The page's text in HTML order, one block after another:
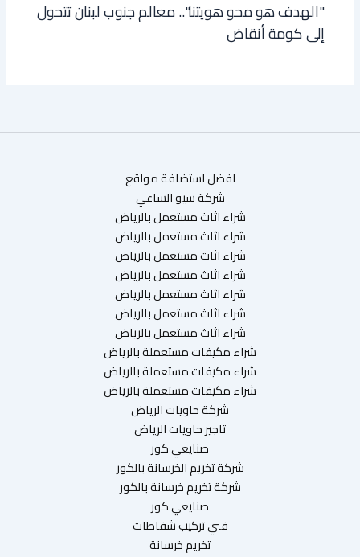
"الهدف هو محو هويتنا".. معالم جنوب لبنان تتحول
إلى كومة أنقاض
افضل استضافة مواقع
شركة سيو الساعي
شراء اثاث مستعمل بالرياض
شراء اثاث مستعمل بالرياض
شراء اثاث مستعمل بالرياض
شراء اثاث مستعمل بالرياض
شراء اثاث مستعمل بالرياض
شراء اثاث مستعمل بالرياض
شراء اثاث مستعمل بالرياض
شراء مكيفات مستعملة بالرياض
شراء مكيفات مستعملة بالرياض
شراء مكيفات مستعملة بالرياض
شركة حاويات الرياض
تاجير حاويات الرياض
صنايعي كور
شركة تخريم الخرسانة بالكور
شركة تخريم خرسانة بالكور
صنايعي كور
فني تركيب شفاطات
تخريم خرسانة